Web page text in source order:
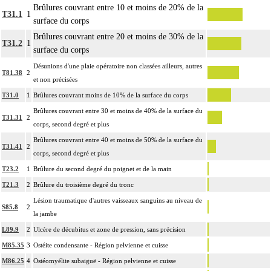
pluritissulaire de la peau et des tissus mous, atteignant le fascia superficiel
[fasciale] ou le dépassant [sousfasciale].
T31.1 1
Brûlures couvrant entre 10 et moins de 20% de la
surface du corps
T31.2 1
Brûlures couvrant entre 20 et moins de 30% de la
surface du corps
T81.38 2
Désunions d'une plaie opératoire non classées ailleurs, autres
et non précisées
T31.0 1 Brûlures couvrant moins de 10% de la surface du corps
T31.31 2
Brûlures couvrant entre 30 et moins de 40% de la surface du
corps, second degré et plus
T31.41 2
Brûlures couvrant entre 40 et moins de 50% de la surface du
corps, second degré et plus
T23.2 1 Brûlure du second degré du poignet et de la main
T21.3 2 Brûlure du troisième degré du tronc
S85.8 2
Lésion traumatique d'autres vaisseaux sanguins au niveau de
la jambe
L89.9 2 Ulcère de décubitus et zone de pression, sans précision
M85.35 3 Ostéite condensante - Région pelvienne et cuisse
M86.25 4 Ostéomyélite subaiguë - Région pelvienne et cuisse